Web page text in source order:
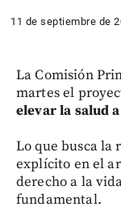
11 de septiembre de
La Comisión
martes el
elevar la salud
Lo que busca la
explícito en el
derecho a la
fundamental.